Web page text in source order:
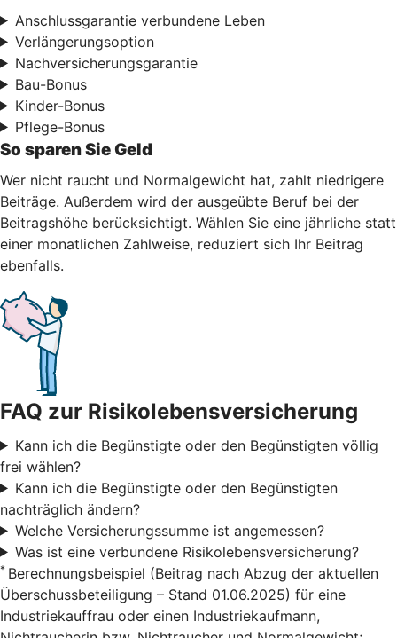
Anschlussgarantie verbundene Leben
Verlängerungsoption
Nachversicherungsgarantie
Bau-Bonus
Kinder-Bonus
Pflege-Bonus
So sparen Sie Geld
Wer nicht raucht und Normalgewicht hat, zahlt niedrigere
Beiträge. Außerdem wird der ausgeübte Beruf bei der
Beitragshöhe berücksichtigt. Wählen Sie eine jährliche statt
einer monatlichen Zahlweise, reduziert sich Ihr Beitrag
ebenfalls.
FAQ zur Risikolebensversicherung
Kann ich die Begünstigte oder den Begünstigten völlig
frei wählen?
Kann ich die Begünstigte oder den Begünstigten
nachträglich ändern?
Welche Versicherungssumme ist angemessen?
Was ist eine verbundene Risikolebensversicherung?
* Berechnungsbeispiel (Beitrag nach Abzug der aktuellen
Überschussbeteiligung – Stand 01.06.2025) für eine
Industriekauffrau oder einen Industriekaufmann,